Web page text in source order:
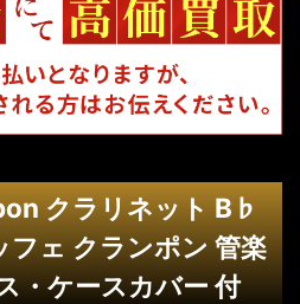
クラリネット B♭
フェ クランポン 管楽
・ケースカバー 付